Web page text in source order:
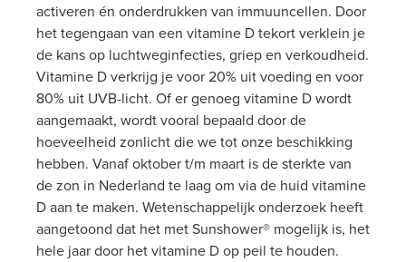
activeren én onderdrukken van immuuncellen. Door
het tegengaan van een vitamine D tekort verklein je
de kans op luchtweginfecties, griep en verkoudheid.
Vitamine D verkrijg je voor 20% uit voeding en voor
80% uit UVB-licht. Of er genoeg vitamine D wordt
aangemaakt, wordt vooral bepaald door de
hoeveelheid zonlicht die we tot onze beschikking
hebben. Vanaf oktober t/m maart is de sterkte van
de zon in Nederland te laag om via de huid vitamine
D aan te maken. Wetenschappelijk onderzoek heeft
aangetoond dat het met Sunshower® mogelijk is, het
hele jaar door het vitamine D op peil te houden.